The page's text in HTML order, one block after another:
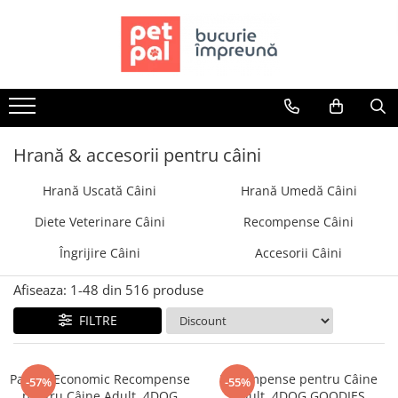
Câini
Hrană Uscată Câini
Câine Junior
Câine Senior
Hrană Umedă Câini
Câine Junior
Câine Adult
Diete Veterinare Câini
Umedă
Recompense Câini
Biscuiți
Hrană & accesorii pentru câini
Hrană Uscată Câini
Hrană Umedă Câini
Diete Veterinare Câini
Recompense Câini
Îngrijire Câini
Accesorii Câini
Afiseaza: 1-48 din 516 produse
FILTRE
-57%
Pachet Economic Recompense
-55%
Recompense pentru Câine